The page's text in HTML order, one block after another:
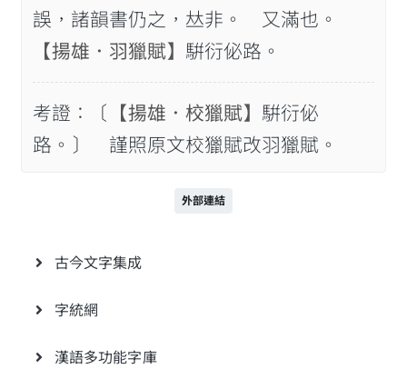
誤，諸韻書仍之，𠀤非。 又滿也。
【揚雄．羽獵賦】 騈衍佖路。
考證：〔 【揚雄．校獵賦】 騈衍佖
路。〕 謹照原文校獵賦改羽獵賦。
外部連結
古今文字集成
字統網
漢語多功能字庫